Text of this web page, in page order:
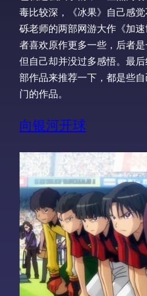
毒比较深，《冰果》自己感
砾老师的两部网游大作《加
者喜欢原作更多一些，后者
但自己却并没过多感悟。最
部作品来推荐一下，都是些
门的作品。
向银河开球